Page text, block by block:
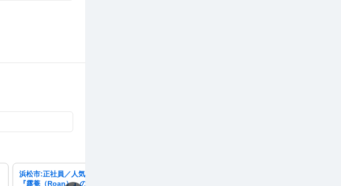
浜松市:正社員／人気食べ放題店
『露菴（Roan）』の店長候補／